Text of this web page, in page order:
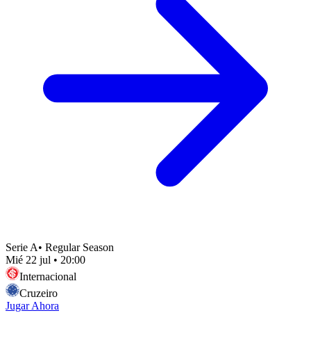
Serie A• Regular Season
Mié 22 jul • 20:00
Internacional
Cruzeiro
Jugar Ahora